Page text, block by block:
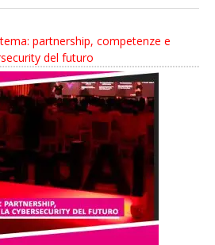
partnership, competenze e
del futuro